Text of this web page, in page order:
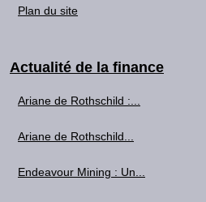
Plan du site
Actualité de la finance
Ariane de Rothschild :...
Ariane de Rothschild...
Endeavour Mining : Un...